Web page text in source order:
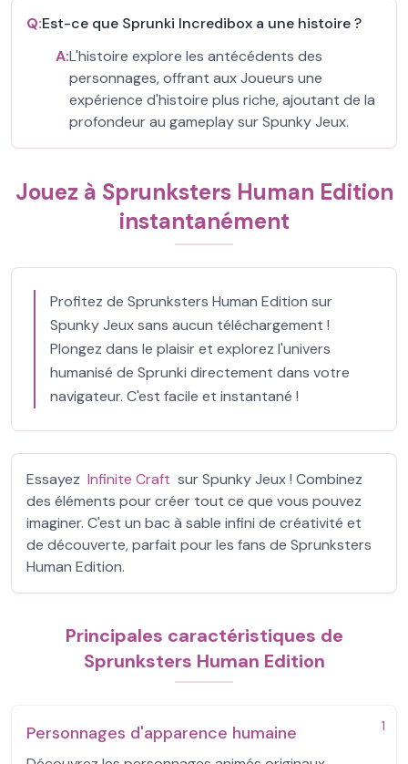
Q:Est-ce que Sprunki Incredibox a une histoire ?
A:L'histoire explore les antécédents des
personnages, offrant aux Joueurs une
expérience d'histoire plus riche, ajoutant de la
profondeur au gameplay sur Spunky Jeux.
Jouez à Sprunksters Human Edition
instantanément
Profitez de Sprunksters Human Edition sur
Spunky Jeux sans aucun téléchargement !
Plongez dans le plaisir et explorez l'univers
humanisé de Sprunki directement dans votre
navigateur. C'est facile et instantané !
Essayez Infinite Craft sur Spunky Jeux ! Combinez
des éléments pour créer tout ce que vous pouvez
imaginer. C'est un bac à sable infini de créativité et
de découverte, parfait pour les fans de Sprunksters
Human Edition.
Principales caractéristiques de
Sprunksters Human Edition
1
Personnages d'apparence humaine